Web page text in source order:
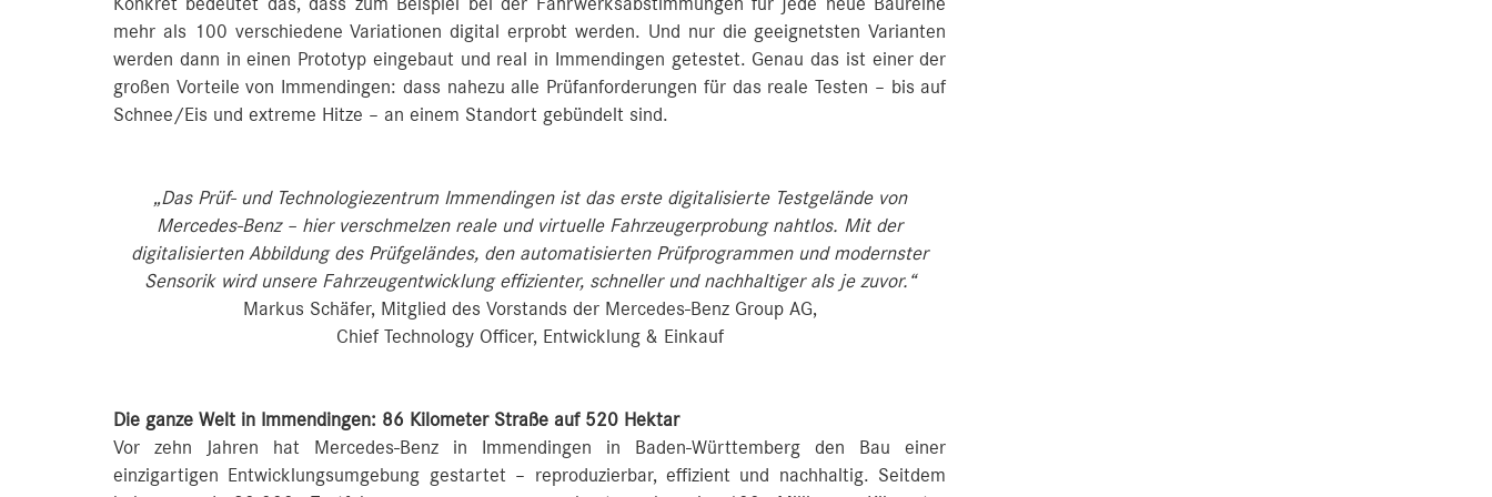
Konkret bedeutet das, dass zum Beispiel bei der Fahrwerksabstimmungen für jede neue Baureihe
mehr als 100 verschiedene Variationen digital erprobt werden. Und nur die geeignetsten Varianten
werden dann in einen Prototyp eingebaut und real in Immendingen getestet. Genau das ist einer der
großen Vorteile von Immendingen: dass nahezu alle Prüfanforderungen für das reale Testen – bis auf
Schnee/Eis und extreme Hitze – an einem Standort gebündelt sind.
„Das Prüf- und Technologiezentrum Immendingen ist das erste digitalisierte Testgelände von
Mercedes‑Benz – hier verschmelzen reale und virtuelle Fahrzeugerprobung nahtlos. Mit der
digitalisierten Abbildung des Prüfgeländes, den automatisierten Prüfprogrammen und modernster
Sensorik wird unsere Fahrzeugentwicklung effizienter, schneller und nachhaltiger als je zuvor.“
Markus Schäfer, Mitglied des Vorstands der Mercedes-Benz Group AG,
Chief Technology Officer, Entwicklung & Einkauf
Die ganze Welt in Immendingen: 86 Kilometer Straße auf 520 Hektar
Vor zehn Jahren hat Mercedes-Benz in Immendingen in Baden-Württemberg den Bau einer
einzigartigen Entwicklungsumgebung gestartet – reproduzierbar, effizient und nachhaltig. Seitdem